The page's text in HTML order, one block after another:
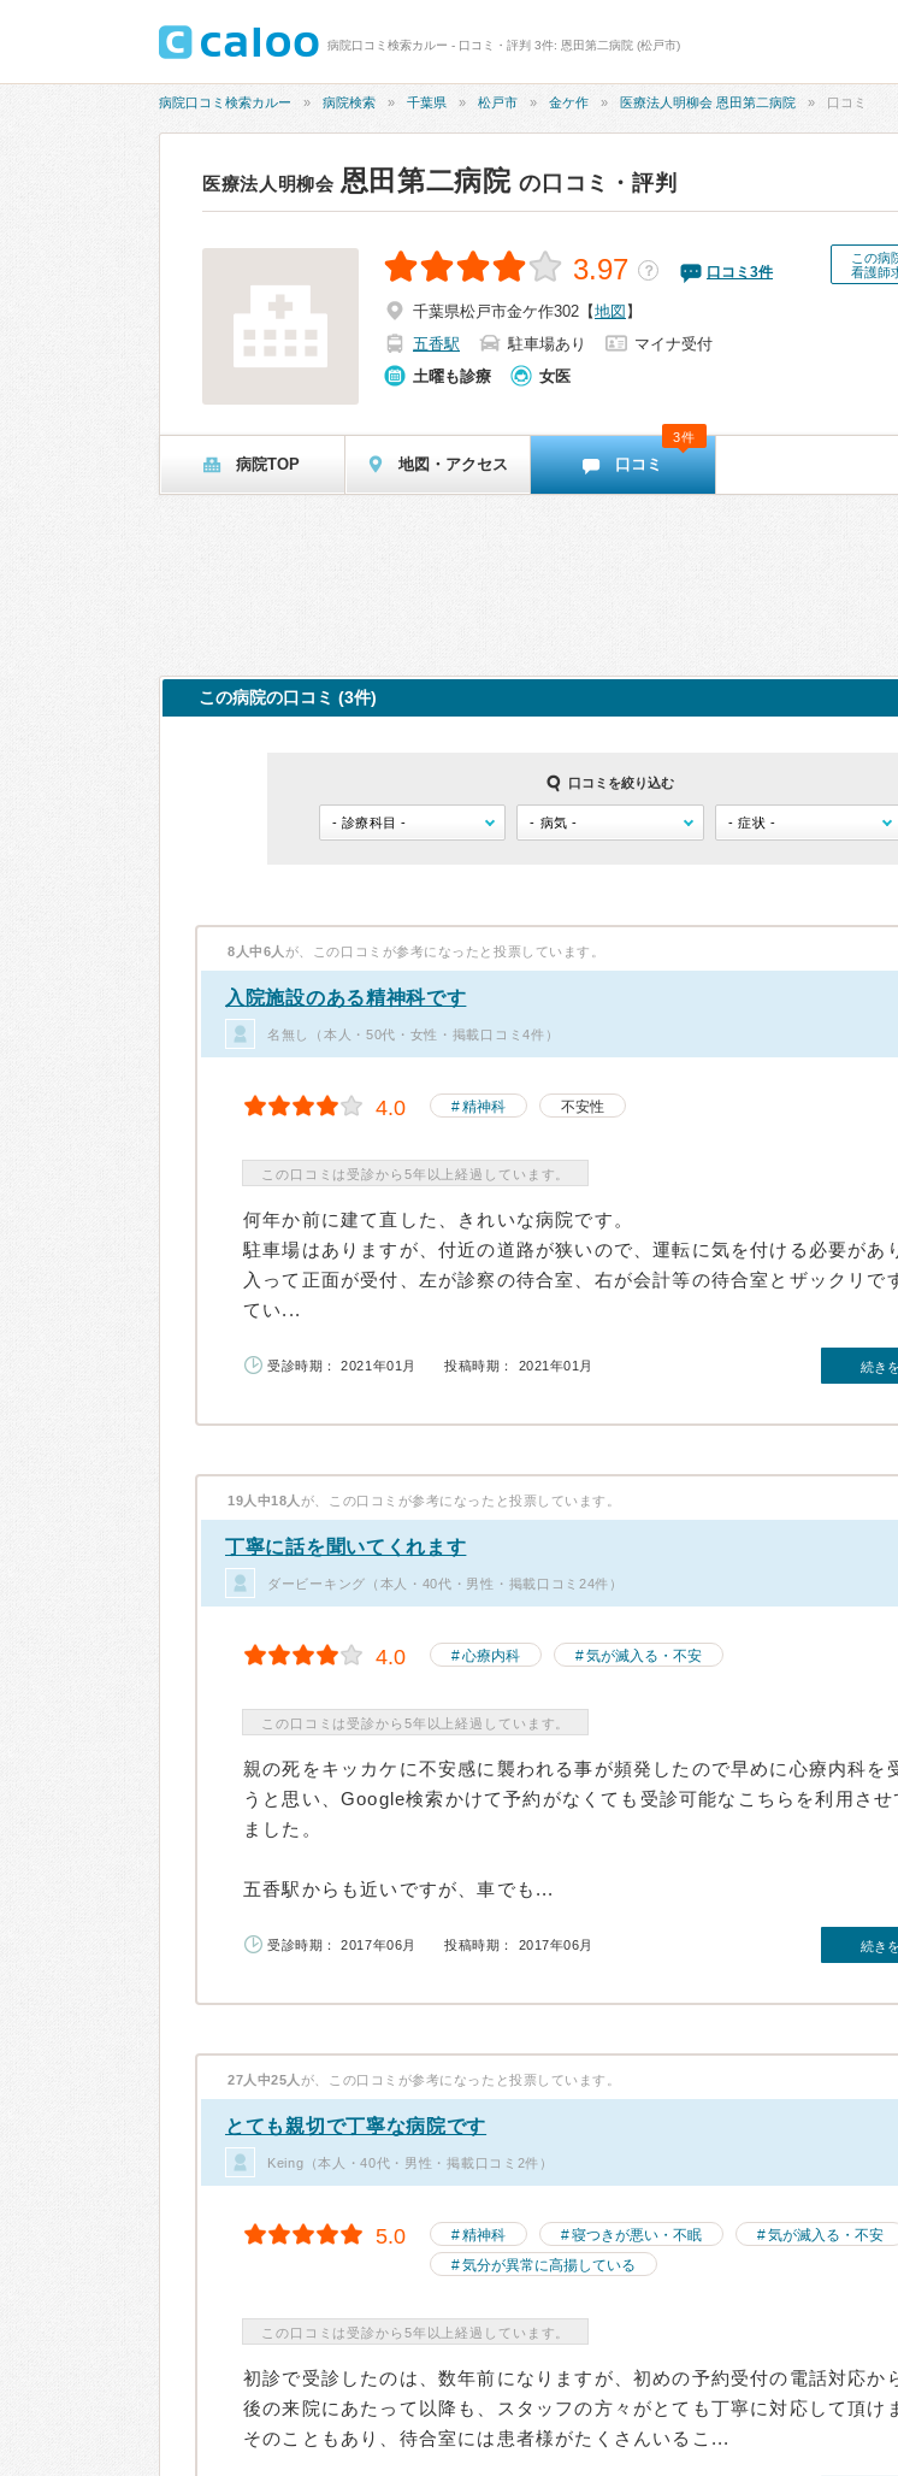
病院口コミ検索カルー - 口コミ・評判 3件: 恩田第二病院 (松戸市)
病院口コミ検索カルー 病院検索 千葉県 松戸市 金ケ作 医療法人明柳会 恩田第二病院 口コミ
医療法人明柳会 恩田第二病院 の口コミ・評判
この病
看護師
3.97 ？ 口コミ 3件
千葉県松戸市金ケ作302 【地図 】
五香駅
駐車場あり
マイナ受付
土曜も診療
女医
病院TOP 地図・アクセス 口コミ
3件
この病院の口コミ (3件)
口コミを絞り込む
8人中6人 が、この口コミが参考になったと投票しています。
入院施設のある精神科です
名無し（本人・50代・女性・掲載口コミ4件）
4.0 精神科 不安性
この口コミは受診から5年以上経過しています。
何年か前に建て直した、きれいな病院です。
駐車場はありますが、付近の道路が狭いので、運転に気を付ける必要があ
入って正面が受付、左が診察の待合室、右が会計等の待合室とザックリで
てい...
受診時期： 2021年01月 投稿時期： 2021年01月 続き
19人中18人 が、この口コミが参考になったと投票しています。
丁寧に話を聞いてくれます
ダービーキング（本人・40代・男性・掲載口コミ24件）
4.0 心療内科 気が滅入る・不安
この口コミは受診から5年以上経過しています。
親の死をキッカケに不安感に襲われる事が頻発したので早めに心療内科を
うと思い、Google検索かけて予約がなくても受診可能なこちらを利用させ
ました。
五香駅からも近いですが、車でも...
受診時期： 2017年06月 投稿時期： 2017年06月 続き
27人中25人 が、この口コミが参考になったと投票しています。
とても親切で丁寧な病院です
Keing（本人・40代・男性・掲載口コミ2件）
5.0 精神科 寝つきが悪い・不眠
気が滅入る・不安
気分が異常に高揚している
この口コミは受診から5年以上経過しています。
初診で受診したのは、数年前になりますが、初めの予約受付の電話対応か
後の来院にあたって以降も、スタッフの方々がとても丁寧に対応して頂け
そのこともあり、待合室には患者様がたくさんいるこ...